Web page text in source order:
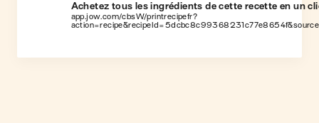
Achetez tous les ingrédients de cette recette en un
app.jow.com/cbsW/printrecipefr?